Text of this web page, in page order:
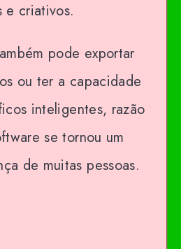
e criativos.
pode exportar
ou ter a capacidade
inteligentes, razão
se tornou um
de muitas pessoas.